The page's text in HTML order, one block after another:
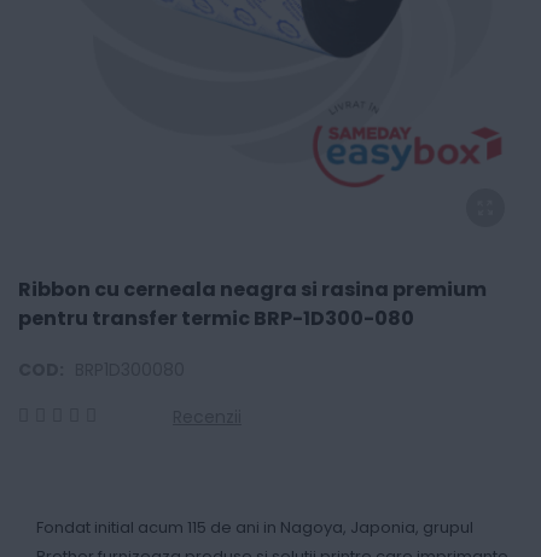
Ribbon cu cerneala neagra si rasina premium
pentru transfer termic BRP-1D300-080
Fondat initial acum 115 de ani in Nagoya, Japonia, grupul